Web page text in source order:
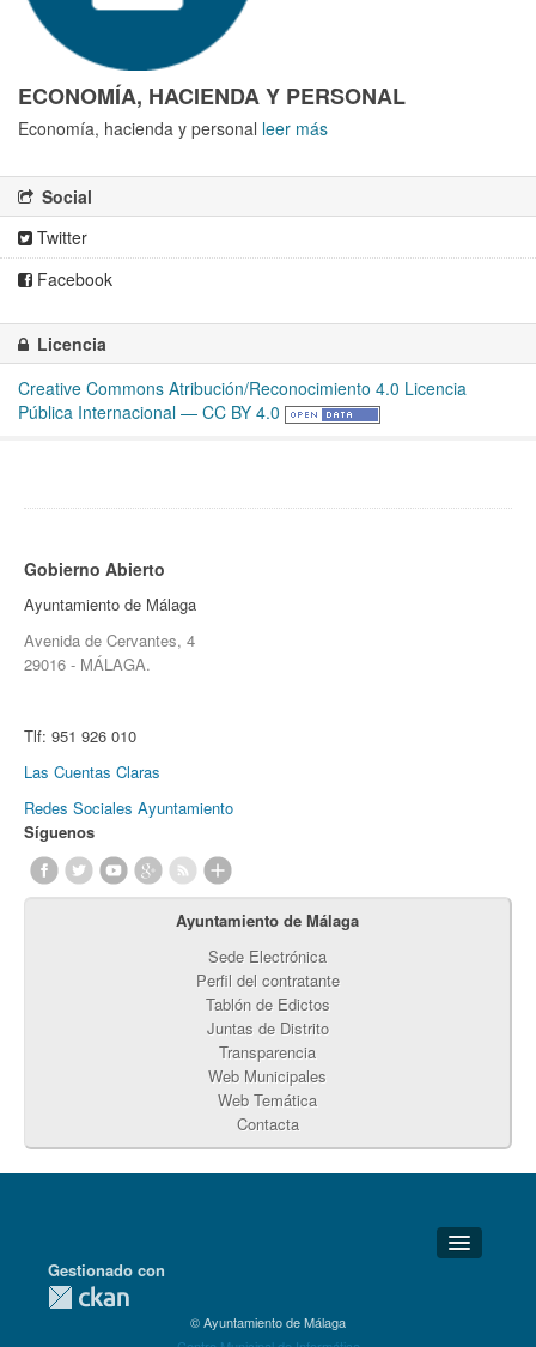
ECONOMÍA, HACIENDA Y PERSONAL
Economía, hacienda y personal leer más
Social
Twitter
Facebook
Licencia
Creative Commons Atribución/Reconocimiento 4.0 Licencia
Pública Internacional — CC BY 4.0
Gobierno Abierto
Ayuntamiento de Málaga
Avenida de Cervantes, 4
29016 - MÁLAGA.
Tlf: 951 926 010
Las Cuentas Claras
Redes Sociales Ayuntamiento
Síguenos
Ayuntamiento de Málaga
Sede Electrónica
Perfil del contratante
Tablón de Edictos
Juntas de Distrito
Transparencia
Web Municipales
Web Temática
Contacta
Detalles Técnicos
Gestionado con
© Ayuntamiento de Málaga